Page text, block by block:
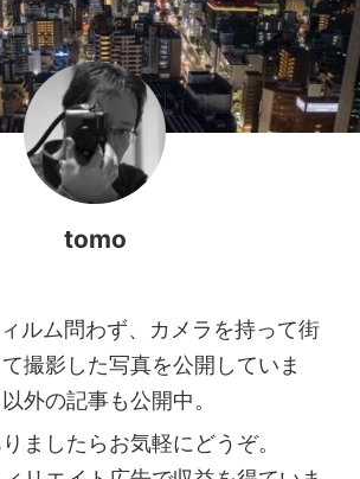
tomo
ルム問わず、カメラを持って街
撮影した写真を公開していま
外の記事も公開中。
ましたらお気軽にどうぞ。